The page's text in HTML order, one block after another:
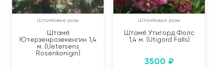
Штамбовые розы
Штамб
Ютерзенрозекенгин 1,4
м. (Uetersens
Rosenkonigin)
Штамбовые розы
Штамб Утигорд Фолс
1,4 м. (Utigord Falls)
3500 ₽